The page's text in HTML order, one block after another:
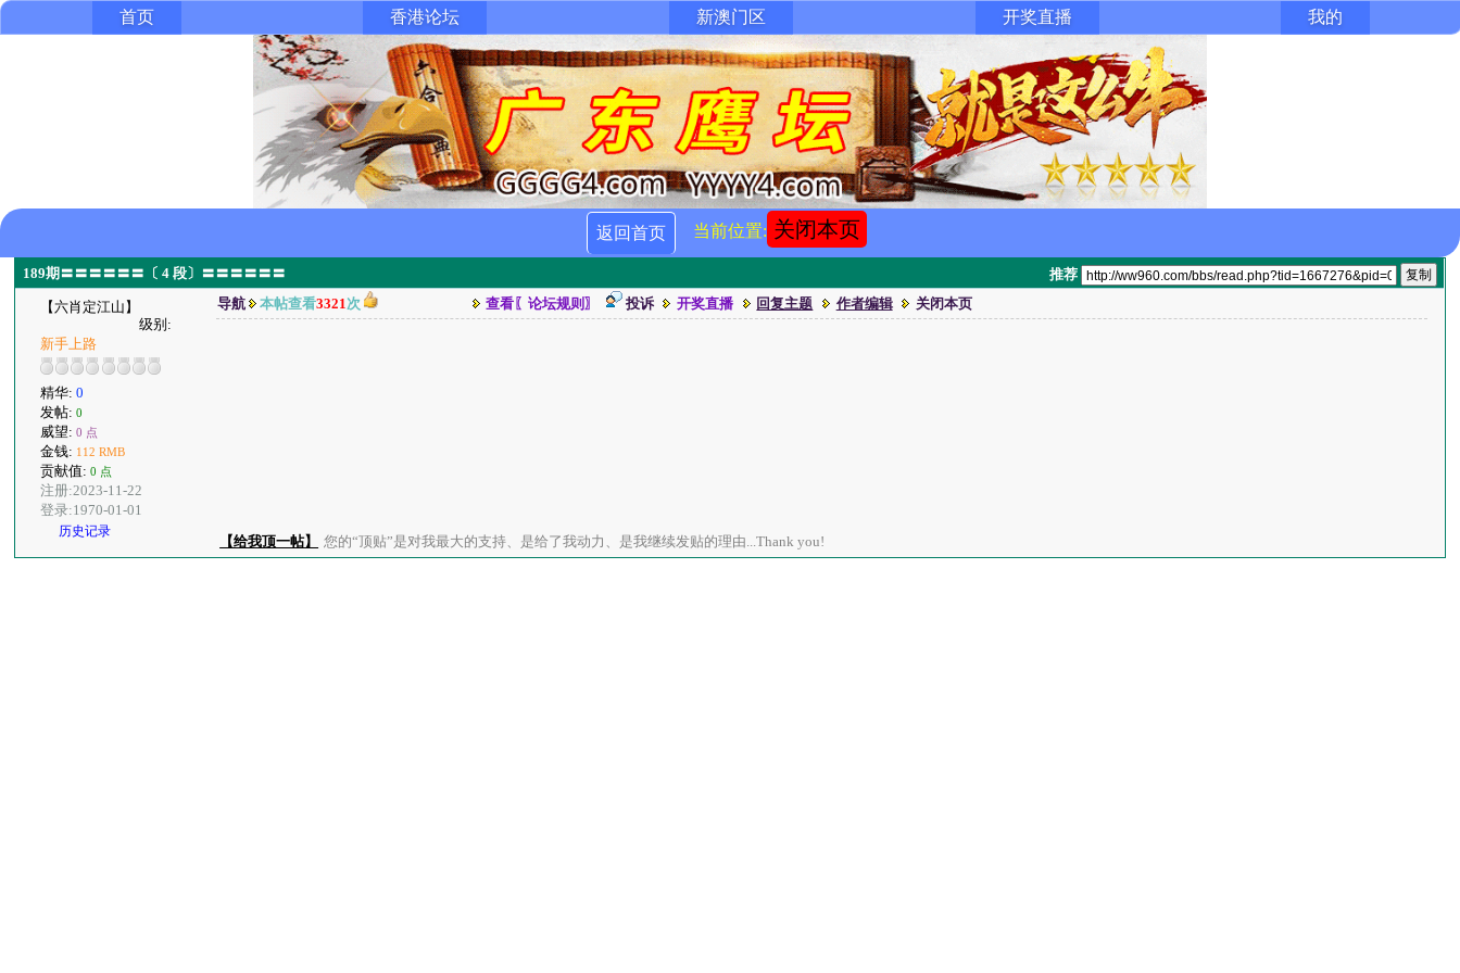
首页 香港论坛 新澳门区 开奖直播 我的
返回首页 当前位置: 关闭本页
189期〓〓〓〓〓〓〔 4 段〕〓〓〓〓〓〓 推荐
【六肖定江山】
级别:
新手上路
精华:0
发帖:0
威望:0 点
金钱: 112 RMB
贡献值:0 点
注册:2023-11-22
登录:1970-01-01
历史记录
导航 本帖查看3321次 查看〖论坛规则〗 投诉 开奖直播 回复主题 作者编辑 关闭本页
【给我顶一帖】 您的“顶贴”是对我最大的支持、是给了我动力、是我继续发贴的理由...Thank you!